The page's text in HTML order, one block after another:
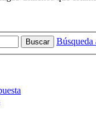
Buscar Búsqueda